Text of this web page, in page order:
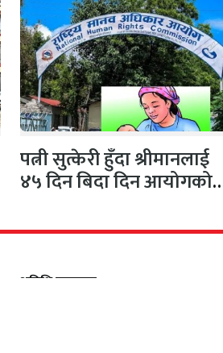
पत्नी सुत्केरी हुँदा श्रीमानलाई
४५ दिन बिदा दिन आयोगको
अतिथि सम्पादक